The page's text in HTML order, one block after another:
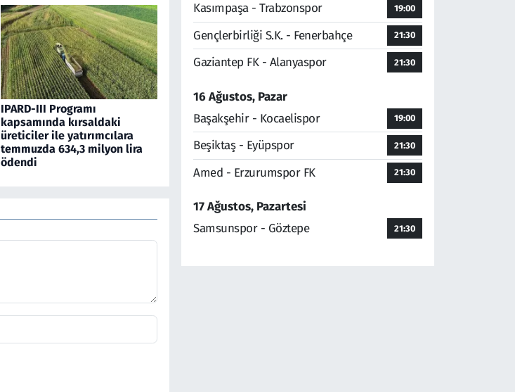
IPARD-III Programı
kapsamında kırsaldaki
üreticiler ile yatırımcılara
temmuzda 634,3 milyon lira
ödendi
Kasımpaşa - Trabzonspor 19:00
Gençlerbirliği S.K. - Fenerbahçe 21:30
Gaziantep FK - Alanyaspor 21:30
16 Ağustos, Pazar
Başakşehir - Kocaelispor
19:00
Beşiktaş - Eyüpspor 21:30
Amed - Erzurumspor FK 21:30
17 Ağustos, Pazartesi
Samsunspor - Göztepe
21:30